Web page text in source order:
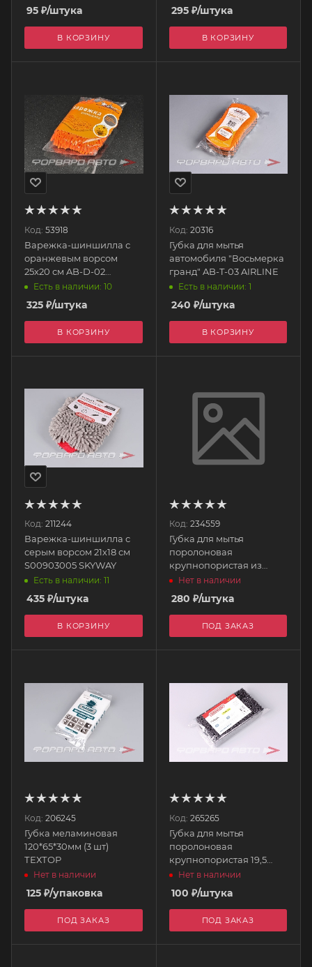
AB-T-06 AIRLINE
95 ₽/штука
В КОРЗИНУ
295₽/штука
В КОРЗИНУ
Код: 53918
Варежка-шиншилла с
оранжевым ворсом
25х20 см AB-D-02
AIRLINE
Есть в наличии: 10
325 ₽/штука
В КОРЗИНУ
Код: 20316
Губка для мытья
автомобиля "Восьмерка
гранд" AB-T-03 AIRLINE
Есть в наличии: 1
240 ₽/штука
В КОРЗИНУ
Код: 211244
Варежка-шиншилла с
серым ворсом 21х18 см
S00903005 SKYWAY
Есть в наличии: 11
435 ₽/штука
В КОРЗИНУ
Код: 234559
Губка для мытья
поролоновая
крупнопористая из
пенополиуретана 20 х11
х 6 см (желтая) 0363
VORTEX
Нет в наличии
280 ₽/штука
ПОД ЗАКАЗ
Код: 206245
Губка меламиновая
120*65*30мм (3 шт)
ТЕХТОР
Нет в наличии
125 ₽/упаковка
ПОД ЗАКАЗ
Код: 265265
Губка для мытья
поролоновая
крупнопористая 19,5
х10,5 х 5 см серая
S00901008 SKYWAY
Нет в наличии
100 ₽/штука
ПОД ЗАКАЗ